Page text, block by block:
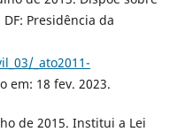
Presidência da
_ato2011-
em: 18 fev. 2023.
de 2015. Institui a Lei